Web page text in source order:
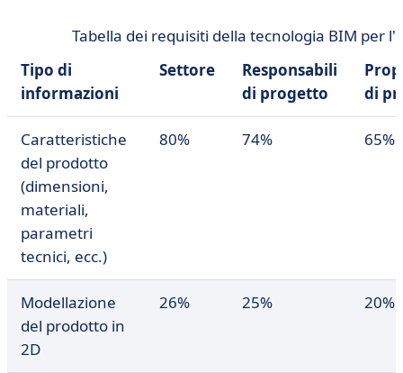
Tabella dei requisiti della tecnologia BIM per
Tipo di
informazioni
Settore
Responsabili
di progetto
di
Caratteristiche
del prodotto
(dimensioni,
materiali,
parametri
tecnici, ecc.)
80% 74% 65%
Modellazione
del prodotto in
2D
26% 25% 20%